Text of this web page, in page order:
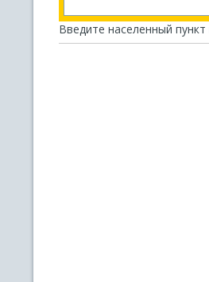
Введите населенный пункт